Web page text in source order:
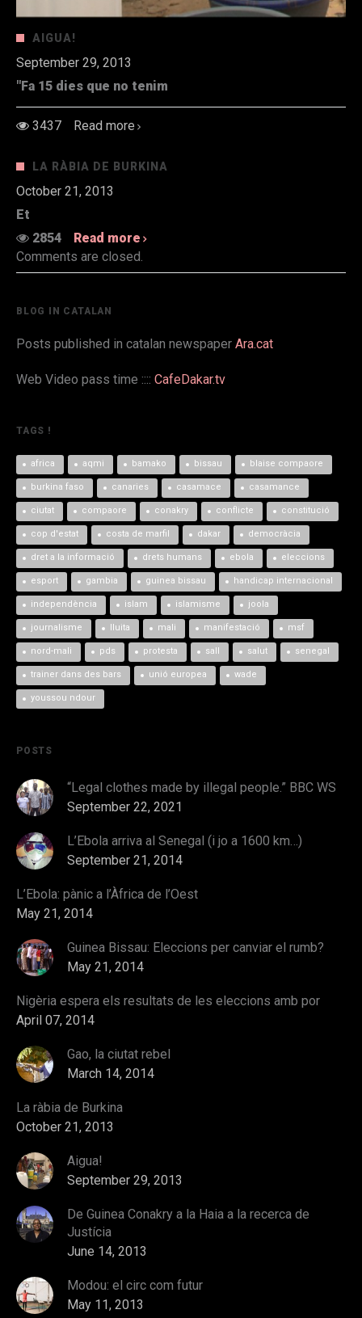
AIGUA!
September 29, 2013
"Fa 15 dies que no tenim
3437 Read more
LA RÀBIA DE BURKINA
October 21, 2013
Et
2854
Read more
Comments are closed.
BLOG IN CATALAN
Posts published in catalan newspaper Ara.cat
Web Video pass time :::: CafeDakar.tv
TAGS !
africa aqmi bamako bissau blaise compaore
burkina faso canaries casamace casamance
ciutat compaore conakry conflicte constitució
cop d'estat costa de marfil dakar democràcia
dret a la informació drets humans ebola eleccions
esport gambia guinea bissau handicap internacional
independència islam islamisme joola
journalisme lluita mali manifestació msf
nord-mali pds protesta sall salut senegal
trainer dans des bars unió europea wade
youssou ndour
POSTS
“Legal clothes made by illegal people.” BBC WS
September 22, 2021
L’Ebola arriva al Senegal (i jo a 1600 km…)
September 21, 2014
L’Ebola: pànic a l’Àfrica de l’Oest
May 21, 2014
Guinea Bissau: Eleccions per canviar el rumb?
May 21, 2014
Nigèria espera els resultats de les eleccions amb por
April 07, 2014
Gao, la ciutat rebel
March 14, 2014
La ràbia de Burkina
October 21, 2013
Aigua!
September 29, 2013
De Guinea Conakry a la Haia a la recerca de
Justícia
June 14, 2013
Modou: el circ com futur
May 11, 2013